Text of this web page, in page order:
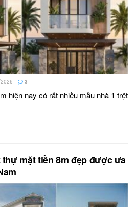
3
hiện nay có rất nhiều mẫu nhà 1 trệt
mặt tiền 8m đẹp được ưa